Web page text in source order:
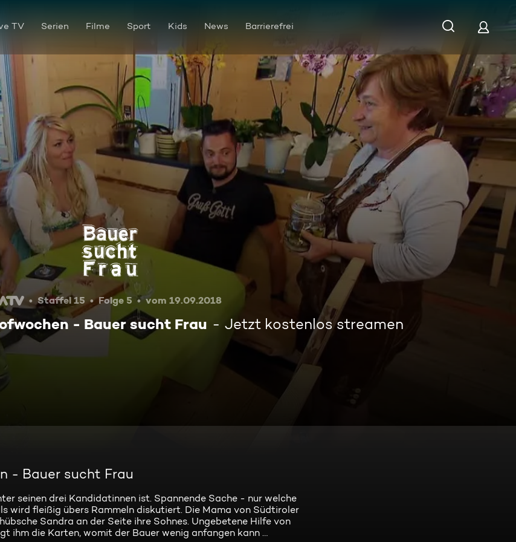
TV Serien Filme Sport Kids News Barrierefrei
Staffel 15 Folge 05: Die Hofwochen - Bauer sucht Frau
Staffel 15 Folge 5 vom 19.09.2018
- Bauer sucht Frau Jetzt kostenlos streamen
- Bauer sucht Frau
seinen drei Kandidatinnen ist. Spannende Sache - nur welche
wird fleißig übers Rammeln diskutiert. Die Mama von Südtiroler
Sandra an der Seite ihre Sohnes. Ungebetene Hilfe von
ihm die Karten, womit der Bauer wenig anfangen kann …